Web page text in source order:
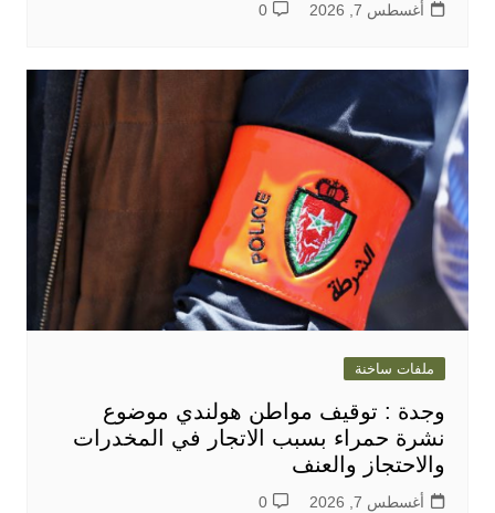
أغسطس 7, 2026 0
ملفات ساخنة
وجدة : توقيف مواطن هولندي موضوع
نشرة حمراء بسبب الاتجار في المخدرات
والاحتجاز والعنف
أغسطس 7, 2026 0